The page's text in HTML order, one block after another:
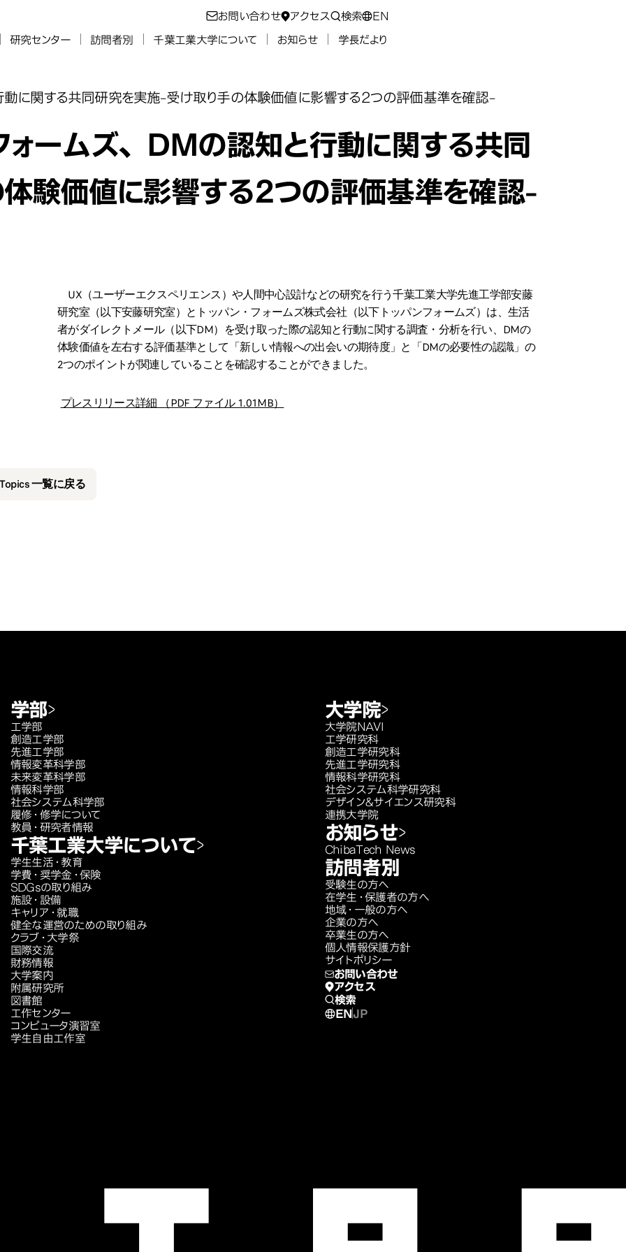
お問い合わせ アクセス 検索 EN
研究センター 訪問者別 千葉工業大学について お知らせ 学長だより
動に関する共同研究を実施-受け取り手の体験価値に影響する2つの評価基準を確認-
ームズ、 DMの認知と行動に関する共同
験価値に影響する2つの評価基準を確認-
UX（ユーザーエクスペリエンス）や人間中心設計などの研究を行う千葉工業大学先進工学部安藤
研究室（以下安藤研究室）とトッパン・フォームズ株式会社（以下トッパンフォームズ）は、生活
者がダイレクトメール（以下DM）を受け取った際の認知と行動に関する調査・分析を行い、DMの
体験価値を左右する評価基準として「新しい情報への出会いの期待度」と「DMの必要性の認識」の
2つのポイントが関連していることを確認することができました。
プレスリリース詳細 （PDF ファイル 1.01MB）
一覧に戻る
学部
工学部
創造工学部
先進工学部
情報変革科学部
未来変革科学部
情報科学部
社会システム科学部
履修・修学について
教員・研究者情報
千葉工業大学について
学生生活・教育
学費・奨学金・保険
SDGsの取り組み
施設・設備
キャリア・就職
健全な運営のための取り組み
クラブ・大学祭
国際交流
財務情報
大学案内
附属研究所
図書館
工作センター
コンピュータ演習室
学生自由工作室
大学院
大学院NAVI
工学研究科
創造工学研究科
先進工学研究科
情報科学研究科
社会システム科学研究科
デザイン＆サイエンス研究科
連携大学院
お知らせ
ChibaTech News
訪問者別
受験生の方へ
在学生・保護者の方へ
地域・一般の方へ
企業の方へ
卒業生の方へ
個人情報保護方針
サイトポリシー
お問い合わせ
アクセス
検索
EN JP